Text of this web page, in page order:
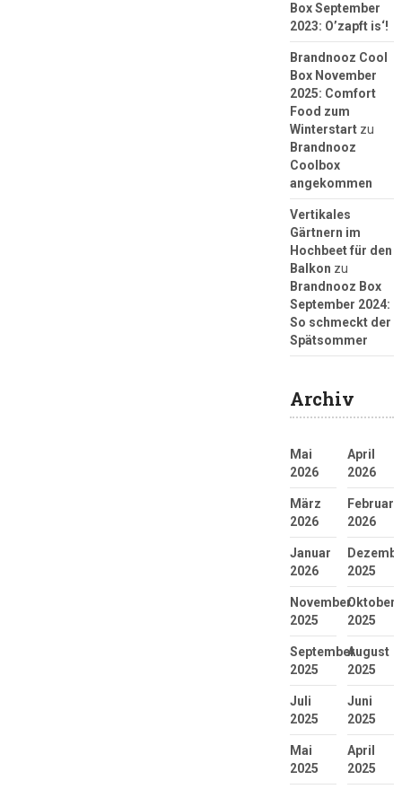
Box September
2023: O’zapft is‘!
Brandnooz Cool
Box November
2025: Comfort
Food zum
Winterstartzu
Brandnooz
Coolbox
angekommen
Vertikales
Gärtnern im
Hochbeet für den
Balkon zu
Brandnooz Box
September 2024:
So schmeckt der
Spätsommer
Archiv
Mai
2026
April
2026
März
2026
Februar
2026
Januar
2026
2025
November
2025
Oktober
2025
September
2025
August
2025
Juli
2025
Juni
2025
Mai
2025
April
2025